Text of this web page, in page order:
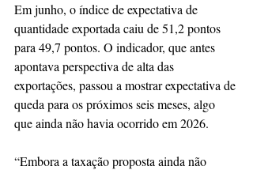
Em junho, o índice de expectativa de
quantidade exportada caiu de 51,2 pontos
para 49,7 pontos. O indicador, que antes
apontava perspectiva de alta das
exportações, passou a mostrar expectativa de
queda para os próximos seis meses, algo
que ainda não havia ocorrido em 2026.
“Embora a taxação proposta ainda não